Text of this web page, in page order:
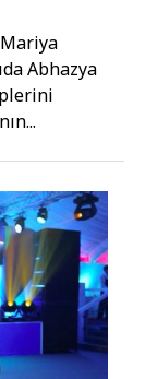
Mariya
Abhazya